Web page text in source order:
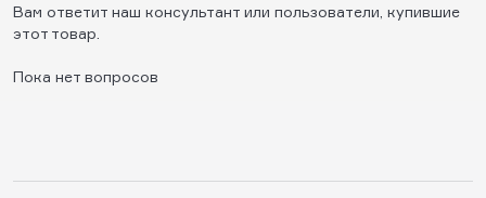
Вам ответит наш консультант или пользователи, купившие
этот товар.
Пока нет вопросов